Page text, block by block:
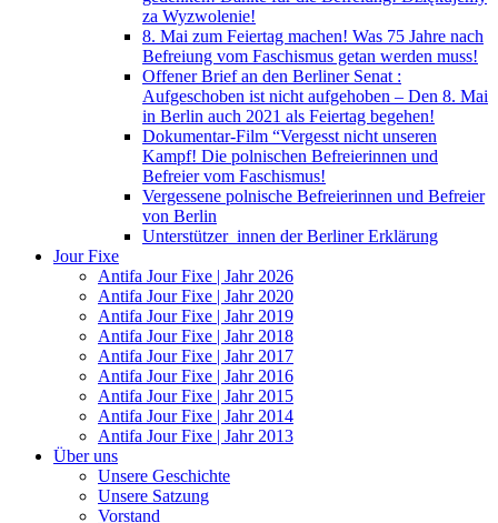
za Wyzwolenie!
8. Mai zum Feiertag machen! Was 75 Jahre nach
Befreiung vom Faschismus getan werden muss!
Offener Brief an den Berliner Senat :
Aufgeschoben ist nicht aufgehoben – Den 8. Mai
in Berlin auch 2021 als Feiertag begehen!
Dokumentar-Film “Vergesst nicht unseren
Kampf! Die polnischen Befreierinnen und
Befreier vom Faschismus!
Vergessene polnische Befreierinnen und Befreier
von Berlin
Unterstützer_innen der Berliner Erklärung
Jour Fixe
Antifa Jour Fixe | Jahr 2026
Antifa Jour Fixe | Jahr 2020
Antifa Jour Fixe | Jahr 2019
Antifa Jour Fixe | Jahr 2018
Antifa Jour Fixe | Jahr 2017
Antifa Jour Fixe | Jahr 2016
Antifa Jour Fixe | Jahr 2015
Antifa Jour Fixe | Jahr 2014
Antifa Jour Fixe | Jahr 2013
Über uns
Unsere Geschichte
Unsere Satzung
Vorstand